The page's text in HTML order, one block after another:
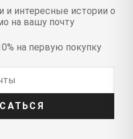
и интересные истории о
на вашу почту
на первую покупку